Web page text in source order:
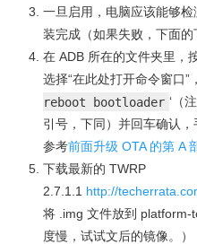
一旦启用，电脑应该能够
装完成（如果失败，下面的
在 ADB 所在的文件夹里，
选择“在此处打开命令窗口”
reboot bootloader ‘（
引号，下同）并回车确认
参考前面升级 OTA 的第 A
下载最新的 TWRP
2.7.1.1 http://
将 .img 文件放到 platform-
度慢，试试文后的镜像。）